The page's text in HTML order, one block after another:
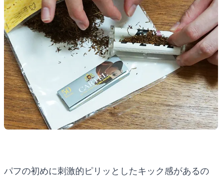
パフの初めに刺激的ピリッとしたキック感があるの